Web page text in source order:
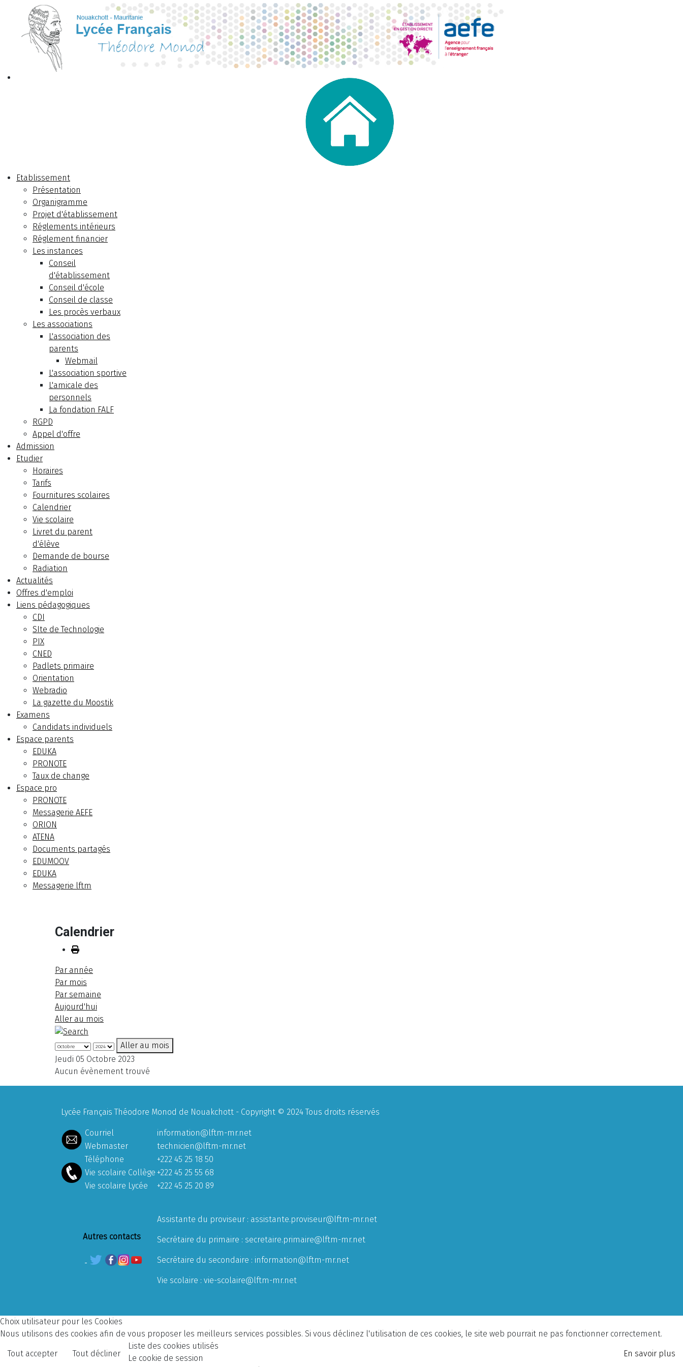
Etablissement
Présentation
Organigramme
Projet d'établissement
Réglements intérieurs
Réglement financier
Les instances
Conseil
d'établissement
Conseil d'école
Conseil de classe
Les procès verbaux
Les associations
L'association des
parents
Webmail
L'association sportive
L'amicale des
personnels
La fondation FALF
RGPD
Appel d'offre
Admission
Etudier
Horaires
Tarifs
Fournitures scolaires
Calendrier
Vie scolaire
Livret du parent
d'élève
Demande de bourse
Radiation
Actualités
Offres d'emploi
Liens pédagogiques
CDI
SIte de Technologie
PIX
CNED
Padlets primaire
Orientation
Webradio
La gazette du Moostik
Examens
Candidats individuels
Espace parents
EDUKA
PRONOTE
Taux de change
Espace pro
PRONOTE
Messagerie AEFE
ORION
ATENA
Documents partagés
EDUMOOV
EDUKA
Messagerie lftm
Calendrier
Par année
Par mois
Par semaine
Aujourd'hui
Aller au mois
Aller au mois
Jeudi 05 Octobre 2023
Aucun évènement trouvé
Lycée Français Théodore Monod de Nouakchott - Copyright © 2024 Tous droits réservés
Courriel
information@lftm-mr.net
Webmaster
technicien@lftm-mr.net
Téléphone
+222 45 25 18 50
Vie scolaire Collège +222 45 25 55 68
Vie scolaire Lycée
+222 45 25 20 89
Autres contacts
Assistante du proviseur : assistante.proviseur@lftm-mr.net
Secrétaire du primaire : secretaire.primaire@lftm-mr.net
Secrétaire du secondaire : information@lftm-mr.net
Vie scolaire : vie-scolaire@lftm-mr.net
Choix utilisateur pour les Cookies
Nous utilisons des cookies afin de vous proposer les meilleurs services possibles. Si vous déclinez l'utilisation de ces cookies, le site web pourrait ne pas fonctionner correctement.
Tout accepter Tout décliner En savoir plus
Liste des cookies utilisés
Le cookie de session